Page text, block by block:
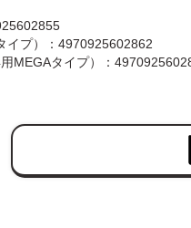
イプ）：4970925602862
MEGAタイプ）：